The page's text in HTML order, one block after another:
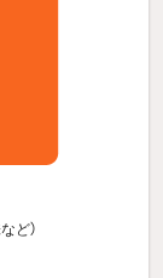
など）